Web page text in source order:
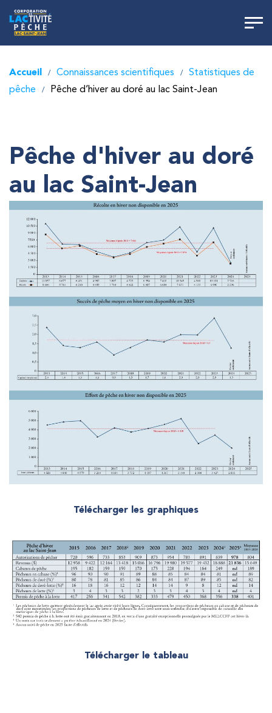
Accueil / Connaissances scientifiques /
Statistiques de
pêche
/ Pêche d’hiver au doré au lac Saint-Jean
Pêche d'hiver au doré
au lac Saint-Jean
Télécharger les graphiques
Télécharger le tableau